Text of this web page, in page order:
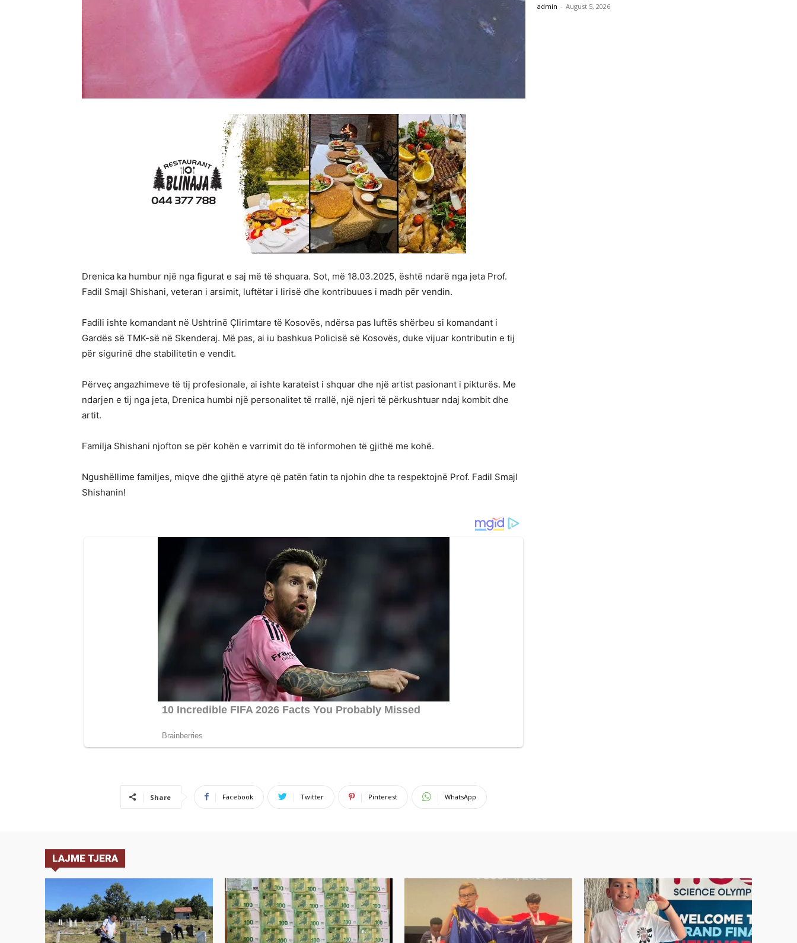
Drenica ka humbur një nga figurat e saj më të shquara. Sot, më 18.03.2025, është ndarë nga jeta Prof.
Fadil Smajl Shishani, veteran i arsimit, luftëtar i lirisë dhe kontribuues i madh për vendin.
Fadili ishte komandant në Ushtrinë Çlirimtare të Kosovës, ndërsa pas luftës shërbeu si komandant i
Gardës së TMK-së në Skenderaj. Më pas, ai iu bashkua Policisë së Kosovës, duke vijuar kontributin e tij
për sigurinë dhe stabilitetin e vendit.
Përveç angazhimeve të tij profesionale, ai ishte karateist i shquar dhe një artist pasionant i pikturës. Me
ndarjen e tij nga jeta, Drenica humbi një personalitet të rrallë, një njeri të përkushtuar ndaj kombit dhe
artit.
Familja Shishani njofton se për kohën e varrimit do të informohen të gjithë me kohë.
Ngushëllime familjes, miqve dhe gjithë atyre që patën fatin ta njohin dhe ta respektojnë Prof. Fadil Smajl
Shishanin!
Share Facebook Twitter Pinterest WhatsApp
admin - August 5, 2026
LAJME TJERA